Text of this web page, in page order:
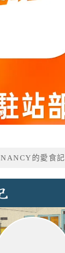
NANCY的愛食記